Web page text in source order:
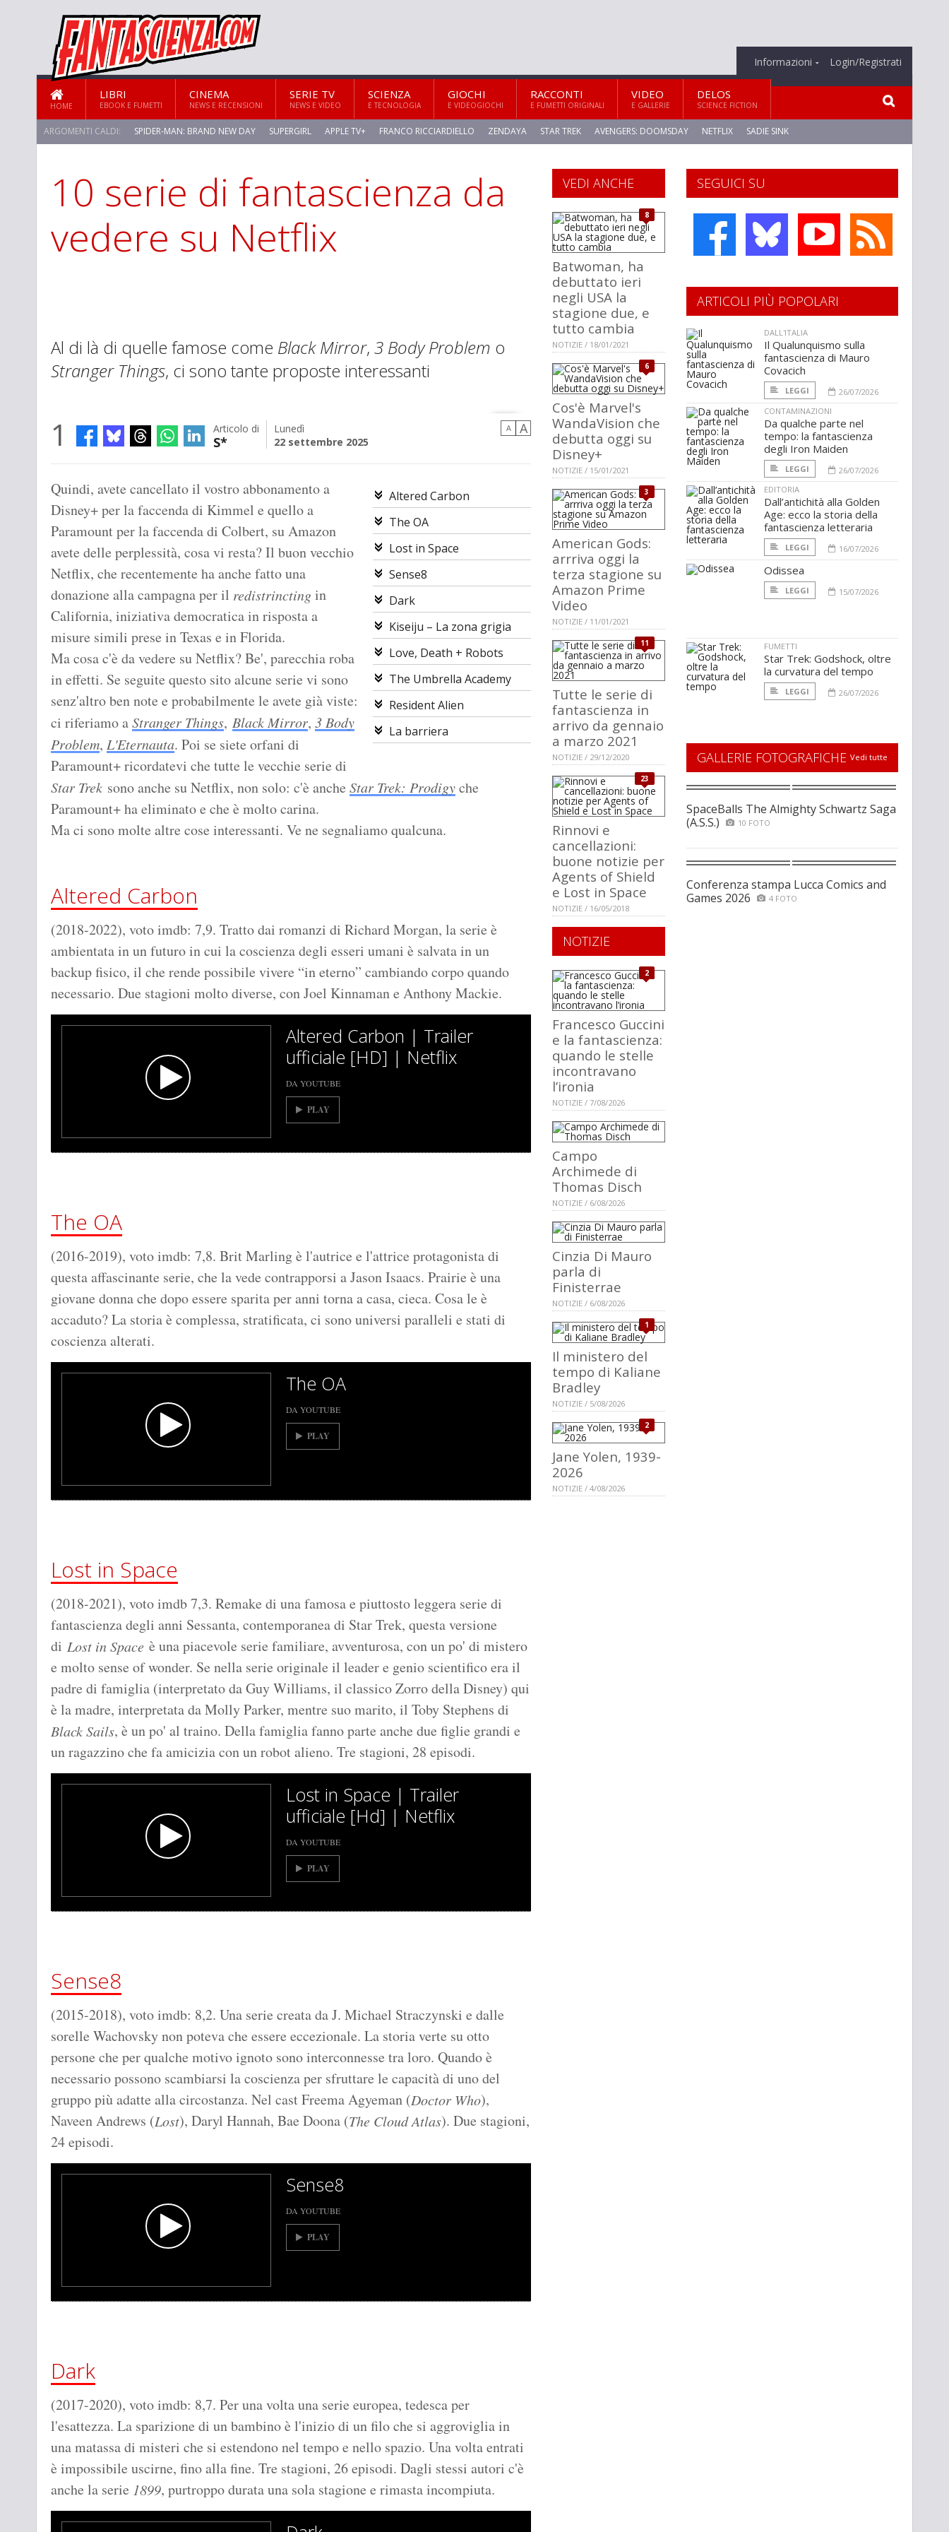
Informazioni Login/Registrati
HOME
LIBRI
EBOOK E FUMETTI
CINEMA
NEWS E RECENSIONI
SERIE TV
NEWS E VIDEO
SCIENZA
E TECNOLOGIA
GIOCHI
E VIDEOGIOCHI
RACCONTI
E FUMETTI ORIGINALI
VIDEO
E GALLERIE
DELOS
SCIENCE FICTION
ARGOMENTI CALDI: SPIDER-MAN: BRAND NEW DAY SUPERGIRL APPLE TV+ FRANCO RICCIARDIELLO ZENDAYA STAR TREK AVENGERS: DOOMSDAY NETFLIX SADIE SINK
STAR TREK: STRANGE NEW WORLDS
10 serie di fantascienza da
vedere su Netflix
Al di là di quelle famose come Black Mirror, 3 Body Problem o
Stranger Things, ci sono tante proposte interessanti
1 Articolo di
S*
Lunedì
22 settembre 2025
A A
Altered Carbon
The OA
Lost in Space
Sense8
Dark
Kiseiju – La zona grigia
Love, Death + Robots
The Umbrella Academy
Resident Alien
La barriera
Quindi, avete cancellato il vostro abbonamento a
Disney+ per la faccenda di Kimmel e quello a
Paramount per la faccenda di Colbert, su Amazon
avete delle perplessità, cosa vi resta? Il buon vecchio
Netflix, che recentemente ha anche fatto una
donazione alla campagna per il redistrinctingin
California, iniziativa democratica in risposta a
misure simili prese in Texas e in Florida.
Ma cosa c'è da vedere su Netflix? Be', parecchia roba
in effetti. Se seguite questo sito alcune serie vi sono
senz'altro ben note e probabilmente le avete già viste:
ci riferiamo aStranger Things, Black Mirror, 3 Body
Problem, L'Eternauta. Poi se siete orfani di
Paramount+ ricordatevi che tutte le vecchie serie di
Star Trek sono anche su Netflix, non solo: c'è anche Star Trek: Prodigyche
Paramount+ ha eliminato e che è molto carina.
Ma ci sono molte altre cose interessanti. Ve ne segnaliamo qualcuna.
Altered Carbon
(2018-2022), voto imdb: 7,9. Tratto dai romanzi di Richard Morgan, la serie è
ambientata in un futuro in cui la coscienza degli esseri umani è salvata in un
backup fisico, il che rende possibile vivere “in eterno” cambiando corpo quando
necessario. Due stagioni molto diverse, con Joel Kinnaman e Anthony Mackie.
Altered Carbon | Trailer
ufficiale [HD] | Netflix
DA YOUTUBE
PLAY
The OA
(2016-2019), voto imdb: 7,8. Brit Marling è l'autrice e l'attrice protagonista di
questa affascinante serie, che la vede contrapporsi a Jason Isaacs. Prairie è una
giovane donna che dopo essere sparita per anni torna a casa, cieca. Cosa le è
accaduto? La storia è complessa, stratificata, ci sono universi paralleli e stati di
coscienza alterati.
The OA
DA YOUTUBE
PLAY
Lost in Space
(2018-2021), voto imdb 7,3. Remake di una famosa e piuttosto leggera serie di
fantascienza degli anni Sessanta, contemporanea di Star Trek, questa versione
di Lost in Space è una piacevole serie familiare, avventurosa, con un po' di mistero
e molto sense of wonder. Se nella serie originale il leader e genio scientifico era il
padre di famiglia (interpretato da Guy Williams, il classico Zorro della Disney) qui
è la madre, interpretata da Molly Parker, mentre suo marito, il Toby Stephens di
Black Sails, è un po' al traino. Della famiglia fanno parte anche due figlie grandi e
un ragazzino che fa amicizia con un robot alieno. Tre stagioni, 28 episodi.
Lost in Space | Trailer
ufficiale [Hd] | Netflix
DA YOUTUBE
PLAY
Sense8
(2015-2018), voto imdb: 8,2. Una serie creata da J. Michael Straczynski e dalle
sorelle Wachovsky non poteva che essere eccezionale. La storia verte su otto
persone che per qualche motivo ignoto sono interconnesse tra loro. Quando è
necessario possono scambiarsi la coscienza per sfruttare le capacità di uno del
gruppo più adatte alla circostanza. Nel cast Freema Agyeman (Doctor Who),
Naveen Andrews (Lost), Daryl Hannah, Bae Doona (The Cloud Atlas). Due stagioni,
24 episodi.
Sense8
DA YOUTUBE
PLAY
Dark
(2017-2020), voto imdb: 8,7. Per una volta una serie europea, tedesca per
l'esattezza. La sparizione di un bambino è l'inizio di un filo che si aggroviglia in
una matassa di misteri che si estendono nel tempo e nello spazio. Una volta entrati
è impossibile uscirne, fino alla fine. Tre stagioni, 26 episodi. Dagli stessi autori c'è
anche la serie 1899, purtroppo durata una sola stagione e rimasta incompiuta.
SEGUICI SU
VEDI ANCHE
8
Batwoman, ha
debuttato ieri
negli USA la
stagione due, e
tutto cambia
NOTIZIE / 18/01/2021
6
Cos'è Marvel's
WandaVision che
debutta oggi su
Disney+
NOTIZIE / 15/01/2021
3
American Gods:
arrriva oggi la
terza stagione su
Amazon Prime
Video
NOTIZIE / 11/01/2021
11
Tutte le serie di
fantascienza in
arrivo da gennaio
a marzo 2021
NOTIZIE / 29/12/2020
23
Rinnovi e
cancellazioni:
buone notizie per
Agents of Shield
e Lost in Space
NOTIZIE / 16/05/2018
NOTIZIE
2
Francesco Guccini
e la fantascienza:
quando le stelle
incontravano
l’ironia
NOTIZIE / 7/08/2026
Campo
Archimede di
Thomas Disch
NOTIZIE / 6/08/2026
Cinzia Di Mauro
parla di
Finisterrae
NOTIZIE / 6/08/2026
1
Il ministero del
tempo di Kaliane
Bradley
NOTIZIE / 5/08/2026
2
Jane Yolen, 1939-
2026
NOTIZIE / 4/08/2026
ARTICOLI PIÙ POPOLARI
DALL'ITALIA
Il Qualunquismo sulla
fantascienza di Mauro
Covacich
LEGGI
26/07/2026
CONTAMINAZIONI
Da qualche parte nel
tempo: la fantascienza
degli Iron Maiden
LEGGI
26/07/2026
EDITORIA
Dall’antichità alla Golden
Age: ecco la storia della
fantascienza letteraria
LEGGI 16/07/2026
Odissea
LEGGI 15/07/2026
FUMETTI
Star Trek: Godshock, oltre
la curvatura del tempo
LEGGI 26/07/2026
GALLERIE FOTOGRAFICHE Vedi tutte
SpaceBalls The Almighty Schwartz Saga
(A.S.S.)
10 FOTO
Conferenza stampa Lucca Comics and
Games 2026
4 FOTO